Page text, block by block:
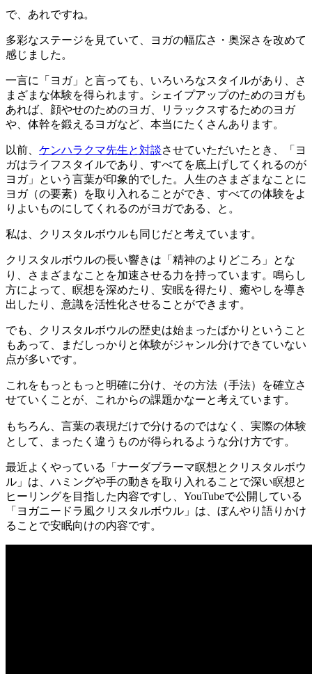
で、あれですね。
多彩なステージを見ていて、ヨガの幅広さ・奥深さを改めて
感じました。
一言に「ヨガ」と言っても、いろいろなスタイルがあり、さ
まざまな体験を得られます。シェイプアップのためのヨガも
あれば、顔やせのためのヨガ、リラックスするためのヨガ
や、体幹を鍛えるヨガなど、本当にたくさんあります。
以前、 ケンハラクマ先生と対談させていただいたとき、「ヨ
ガはライフスタイルであり、すべてを底上げしてくれるのが
ヨガ」という言葉が印象的でした。人生のさまざまなことに
ヨガ（の要素）を取り入れることができ、すべての体験をよ
りよいものにしてくれるのがヨガである、と。
私は、クリスタルボウルも同じだと考えています。
クリスタルボウルの長い響きは「精神のよりどころ」とな
り、
さまざまなことを加速させる力を持っています。 鳴らし
方によって、瞑想を深めたり、安眠を得たり、癒やしを導き
出したり、意識を活性化させることができます。
でも、クリスタルボウルの歴史は始まったばかりということ
もあって、まだしっかりと体験がジャンル分けできていない
点が多いです。
これをもっともっと明確に分け、その方法（手法）を確立さ
せていくことが、これからの課題かなーと考えています。
もちろん、言葉の表現だけで分けるのではなく、 実際の体験
として、まったく違うものが得られるような分け方です。
最近よくやっている「ナーダブラーマ瞑想とクリスタルボウ
ル」は、ハミングや手の動きを取り入れることで深い瞑想と
ヒーリングを目指した内容ですし、YouTubeで公開している
「ヨガニードラ風クリスタルボウル」は、ぼんやり語りかけ
ることで安眠向けの内容です。